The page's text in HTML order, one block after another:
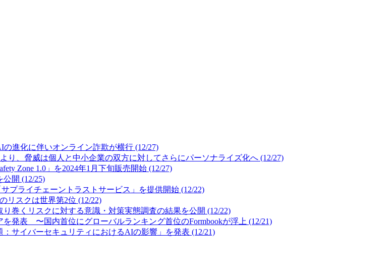
進化に伴いオンライン詐欺が横行 (12/27)
、脅威は個人と中小企業の双方に対してさらにパーソナライズ化へ (12/27)
Zone 1.0」を2024年1月下旬販売開始 (12/27)
開 (12/25)
プライチェーントラストサービス」を提供開始 (12/22)
リスクは世界第2位 (12/22)
巻くリスクに対する意識・対策実態調査の結果を公開 (12/22)
発表 〜国内首位にグローバルランキング首位のFormbookが浮上 (12/21)
サイバーセキュリティにおけるAIの影響」を発表 (12/21)